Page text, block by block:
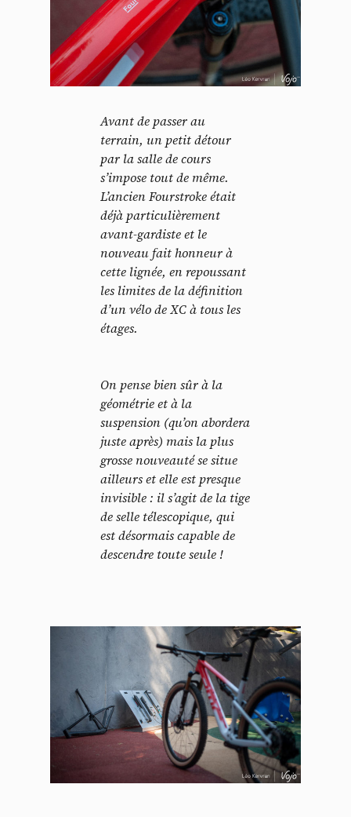
Avant de passer au
terrain, un petit détour
par la salle de cours
s’impose tout de même.
L’ancien Fourstroke était
déjà particulièrement
avant-gardiste et le
nouveau fait honneur à
cette lignée, en repoussant
les limites de la définition
d’un vélo de XC à tous les
étages.
On pense bien sûr à la
géométrie et à la
suspension (qu’on abordera
juste après) mais la plus
grosse nouveauté se situe
ailleurs et elle est presque
invisible : il s’agit de la tige
de selle télescopique, qui
est désormais capable de
descendre toute seule !